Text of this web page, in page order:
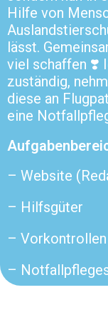
Hilfe von
lässt.
viel schaffen ❣️
zuständig,
diese an
eine
– Website
– Hilfsgüter
– Vorkontrollen
–